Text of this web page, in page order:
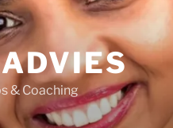
& Coaching